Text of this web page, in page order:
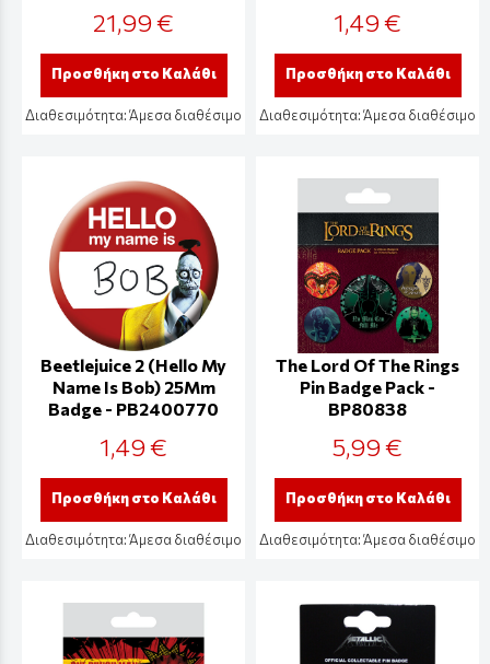
21,99 €
Προσθήκη στο Καλάθι
Διαθεσιμότητα:Άμεσα διαθέσιμο
1,49 €
Προσθήκη στο Καλάθι
Διαθεσιμότητα:Άμεσα διαθέσιμο
Beetlejuice 2 (Hello My
Name Is Bob) 25Mm
Badge - PB2400770
1,49 €
Προσθήκη στο Καλάθι
Διαθεσιμότητα:Άμεσα διαθέσιμο
The Lord Of The Rings
Pin Badge Pack -
BP80838
5,99 €
Προσθήκη στο Καλάθι
Διαθεσιμότητα:Άμεσα διαθέσιμο